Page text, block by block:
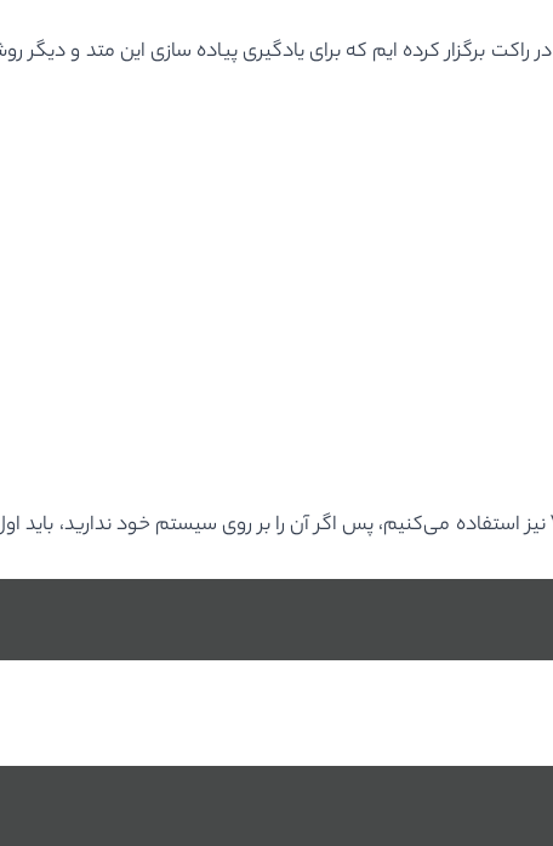
در راکت برگزار کرده ایم که برای یادگیری پیاده سازی این متد و دیگر